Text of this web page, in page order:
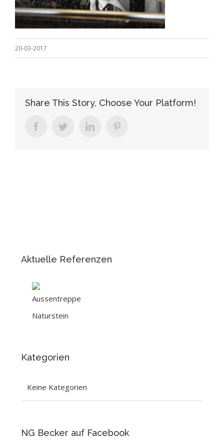
20-03-2017
Share This Story, Choose Your Platform!
facebook twitter linkedin
Aktuelle Referenzen
Kategorien
Keine Kategorien
NG Becker auf Facebook